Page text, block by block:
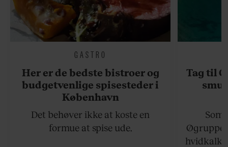
GASTRO
Her er de bedste bistroer og
budgetvenlige spisesteder i
København
Det behøver ikke at koste en
formue at spise ude.
Tag til